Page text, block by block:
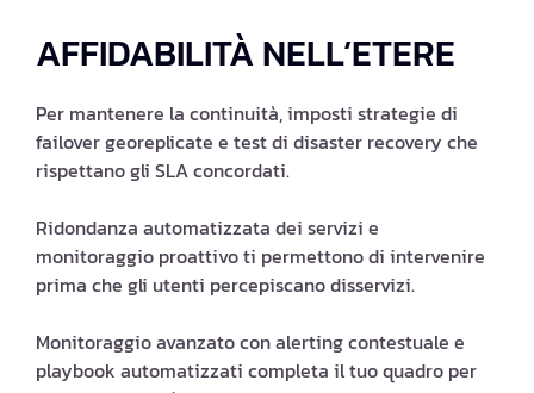
AFFIDABILITÀ NELL’ETERE
Per mantenere la continuità, imposti strategie di
failover georeplicate e test di disaster recovery che
rispettano gli SLA concordati.
Ridondanza automatizzata dei servizi e
monitoraggio proattivo ti permettono di intervenire
prima che gli utenti percepiscano disservizi.
Monitoraggio avanzato con alerting contestuale e
playbook automatizzati completa il tuo quadro per